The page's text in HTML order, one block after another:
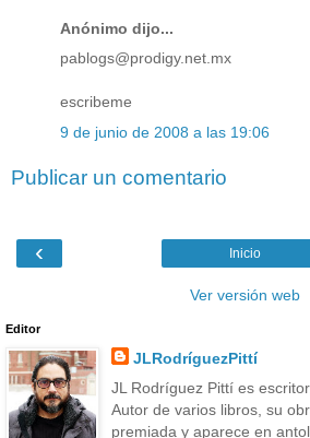
Anónimo dijo...
pablogs@prodigy.net.mx
escribeme
9 de junio de 2008 a las 19:06
Publicar un comentario
‹ Inicio
Ver versión web
Editor
JLRodríguezPittí
JL Rodríguez Pittí es
Autor de varios libros, su
premiada y aparece en